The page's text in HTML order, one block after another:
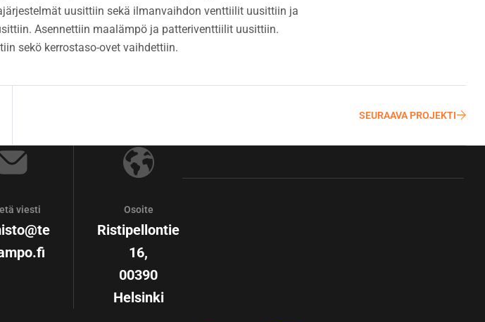
uusittiin sekä ilmanvaihdon venttiilit uusittiin ja
Asennettiin maalämpö ja patteriventtiilit uusittiin.
sekö kerrostaso-ovet vaihdettiin.
SEURAAVA PROJEKTI
viesti Osoite
Ristipellontie
16,
00390
Helsinki